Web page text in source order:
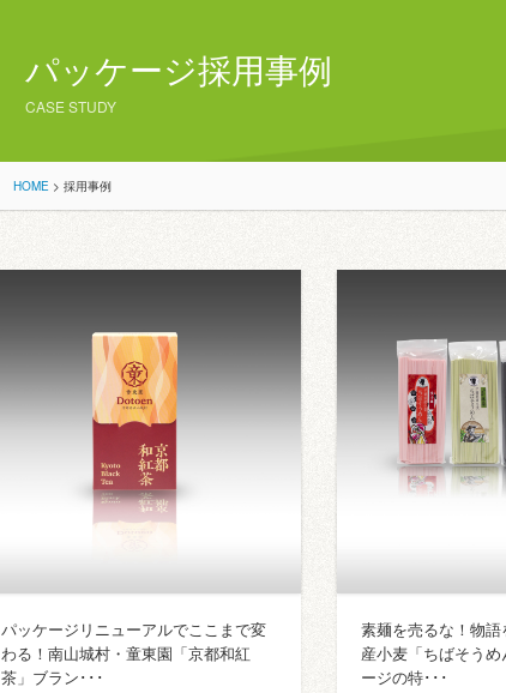
パッケージ採用事例
CASE STUDY
HOME > 採用事例
パッケージリニューアルでここまで変
わる！南山城村・童東園「京都和紅
茶」ブラン･･･
素麺を売るな！物
産小麦「ちばそう
ージの特･･･